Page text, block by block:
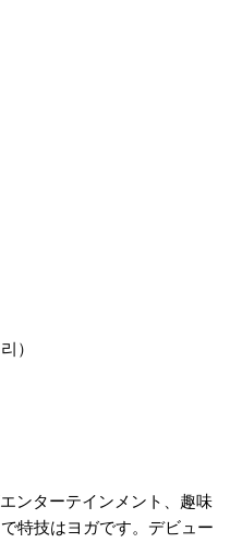
）
ンターテインメント、趣味
特技はヨガです。デビュー